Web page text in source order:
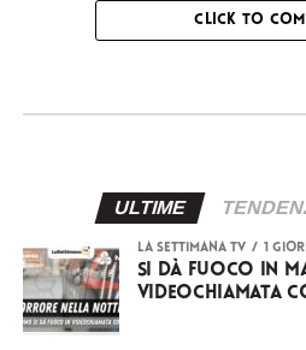
CLICK TO
ULTIME
LA SETTIMANA TV 1
Si dà fuoco in
videochiamata